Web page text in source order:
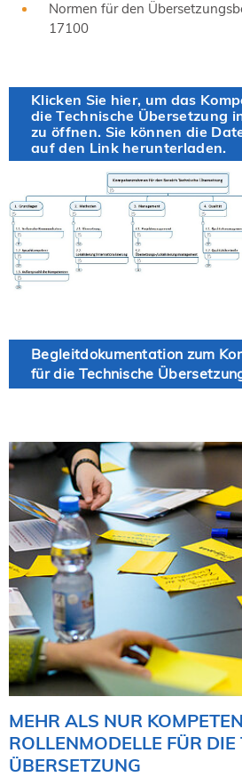
Normen für den
17100
Klicken Sie hier, um das
die Technische Übersetzung
zu öffnen. Sie können die
auf den Link herunterladen.
Begleitdokumentation zum
für die Technische
MEHR ALS NUR
ROLLENMODELLE FÜR
ÜBERSETZUNG